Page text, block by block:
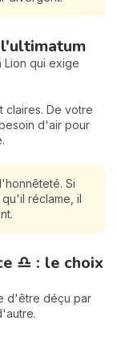
l'ultimatum
Lion qui exige
claires. De votre
d'air pour
Si
réclame, il
♎ : le choix
d'être déçu par